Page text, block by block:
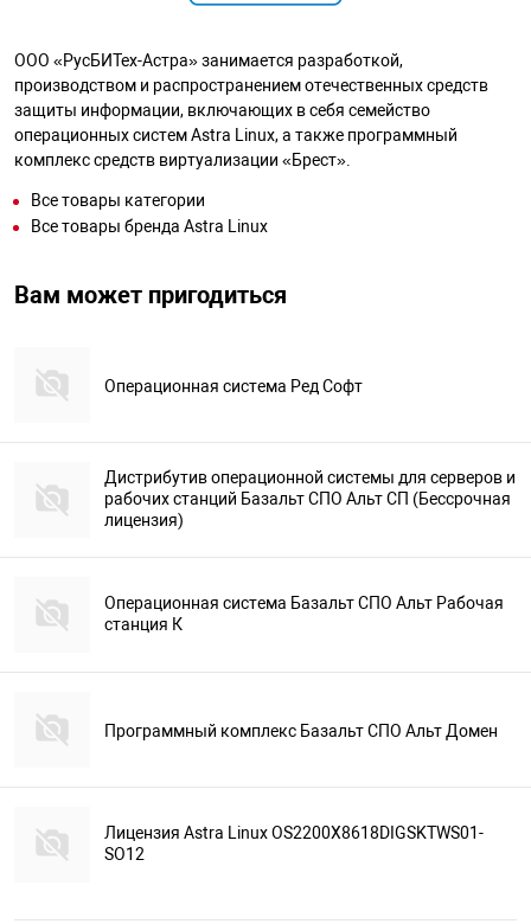
ООО «РусБИТех-Астра» занимается разработкой,
производством и распространением отечественных средств
защиты информации, включающих в себя семейство
операционных систем Astra Linux, а также программный
комплекс средств виртуализации «Брест».
Все товары категории
Все товары бренда Astra Linux
Вам может пригодиться
Операционная система Ред Софт
Дистрибутив операционной системы для серверов и
рабочих станций Базальт СПО Альт СП (Бессрочная
лицензия)
Операционная система Базальт СПО Альт Рабочая
станция К
Программный комплекс Базальт СПО Альт Домен
Лицензия Astra Linux OS2200X8618DIGSKTWS01-
SO12